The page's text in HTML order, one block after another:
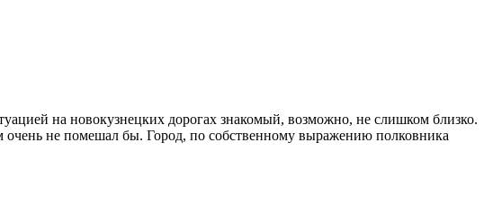
на новокузнецких дорогах знакомый, возможно, не слишком близко.
не помешал бы. Город, по собственному выражению полковника